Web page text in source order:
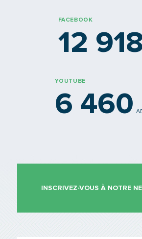
FACEBOOK
12 918
YOUTUBE
6 460
INSCRIVEZ-VOUS À NOTRE